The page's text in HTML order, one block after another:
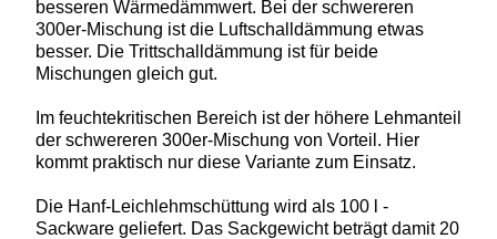
besseren Wärmedämmwert. Bei der schwereren
300er-Mischung ist die Luftschalldämmung etwas
besser. Die Trittschalldämmung ist für beide
Mischungen gleich gut.
Im feuchtekritischen Bereich ist der höhere Lehmanteil
der schwereren 300er-Mischung von Vorteil. Hier
kommt praktisch nur diese Variante zum Einsatz.
Die Hanf-Leichlehmschüttung wird als 100 l -
Sackware geliefert. Das Sackgewicht beträgt damit 20